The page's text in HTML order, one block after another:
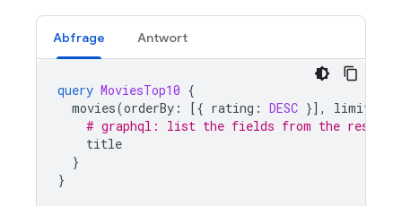
Abfrage Antwort
query MoviesTop10 {
movies(orderBy : [{ rating : DESC }], limit
# graphql: list the fields from the results
title
}
}